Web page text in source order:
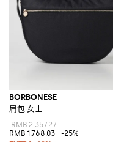
BORBONESE
肩包 女士
RMB 2,357.27
RMB 1,768.03
-25%